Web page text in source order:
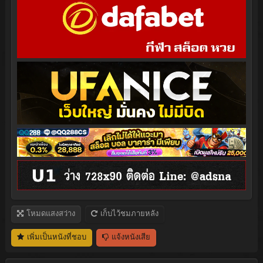
โหมดแสงสว่าง เก็บไว้ชมภายหลัง
เพิ่มเป็นหนังที่ชอบ แจ้งหนังเสีย